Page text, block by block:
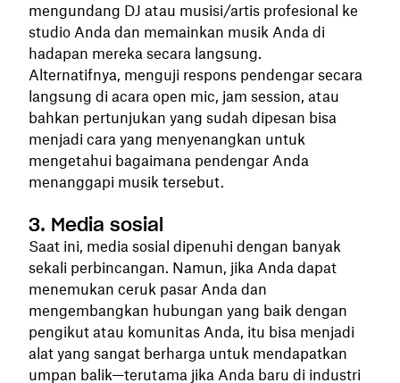
mengundang DJ atau musisi/artis profesional ke
studio Anda dan memainkan musik Anda di
hadapan mereka secara langsung.
Alternatifnya, menguji respons pendengar secara
langsung di acara open mic, jam session, atau
bahkan pertunjukan yang sudah dipesan bisa
menjadi cara yang menyenangkan untuk
mengetahui bagaimana pendengar Anda
menanggapi musik tersebut.
3. Media sosial
Saat ini, media sosial dipenuhi dengan banyak
sekali perbincangan. Namun, jika Anda dapat
menemukan ceruk pasar Anda dan
mengembangkan hubungan yang baik dengan
pengikut atau komunitas Anda, itu bisa menjadi
alat yang sangat berharga untuk mendapatkan
umpan balik—terutama jika Anda baru di industri